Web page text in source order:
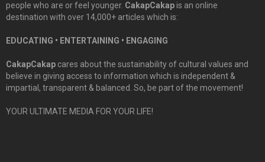
people who are or feel younger. CakapCakapis an online
destination with over 14,000+ articles which is:
EDUCATING • ENTERTAINING • ENGAGING
CakapCakap cares about the sustainability of cultural values and
believe in giving access to information which is independent &
impartial, transparent & balanced. So, be part of the movement!
YOUR ULTIMATE MEDIA FOR YOUR LIFE!